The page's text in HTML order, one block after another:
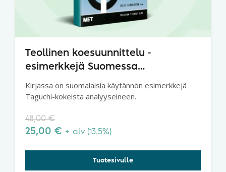
Teollinen koesuunnittelu -
esimerkkejä Suomessa
ja prosessin suunnittelusta
Kirjassa on suomalaisia käytännön esimerkkejä
Taguchi-kokeista analyyseineen.
48,00€
25,00 € + alv (13.5%)
Tuotesivulle